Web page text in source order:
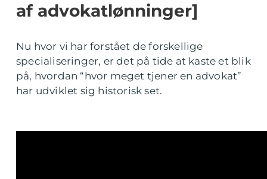
af advokatlønninger]
Nu hvor vi har forstået de forskellige
specialiseringer, er det på tide at kaste et blik
på, hvordan “hvor meget tjener en advokat”
har udviklet sig historisk set.